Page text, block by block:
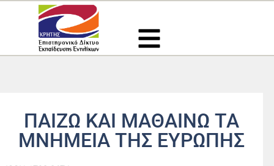
Μετάβαση
περιεχόμενο
ΠΑΙΖΩ ΚΑΙ ΜΑΘΑΙΝΩ ΤΑ
ΜΝΗΜΕΙΑ ΤΗΣ ΕΥΡΩΠΗΣ